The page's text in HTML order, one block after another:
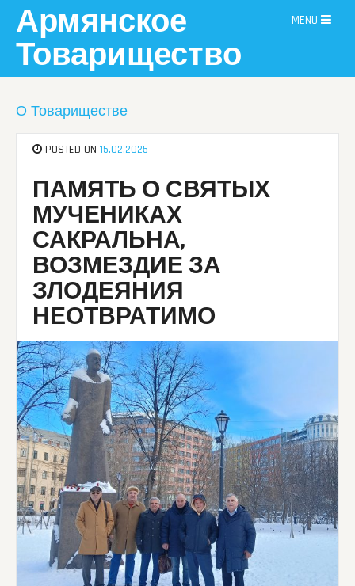
content
Армянское
Товарищество
MENU
О Товариществе
POSTED ON15.02.2025
ПАМЯТЬ О СВЯТЫХ
МУЧЕНИКАХ
САКРАЛЬНА,
ВОЗМЕЗДИЕ ЗА
ЗЛОДЕЯНИЯ
НЕОТВРАТИМО